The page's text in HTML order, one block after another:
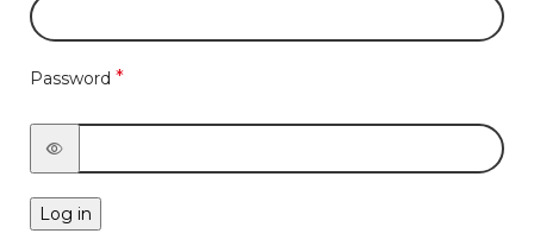
Password *
Log in